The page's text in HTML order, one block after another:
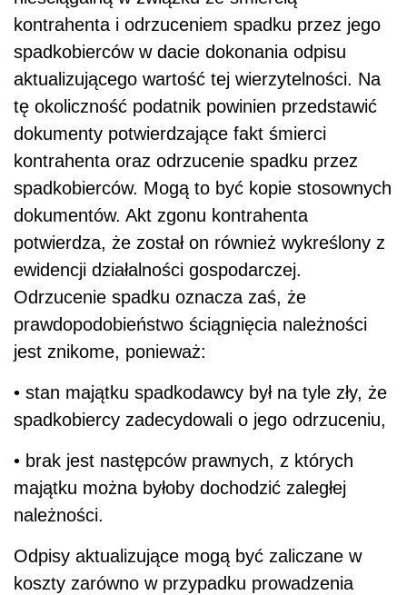
kontrahenta i odrzuceniem spadku przez jego
spadkobierców w dacie dokonania odpisu
aktualizującego wartość tej wierzytelności. Na
tę okoliczność podatnik powinien przedstawić
dokumenty potwierdzające fakt śmierci
kontrahenta oraz odrzucenie spadku przez
spadkobierców. Mogą to być kopie stosownych
dokumentów. Akt zgonu kontrahenta
potwierdza, że został on również wykreślony z
ewidencji działalności gospodarczej.
Odrzucenie spadku oznacza zaś, że
prawdopodobieństwo ściągnięcia należności
jest znikome, ponieważ:
• stan majątku spadkodawcy był na tyle zły, że
spadkobiercy zadecydowali o jego odrzuceniu,
• brak jest następców prawnych, z których
majątku można byłoby dochodzić zaległej
należności.
Odpisy aktualizujące mogą być zaliczane w
koszty zarówno w przypadku prowadzenia